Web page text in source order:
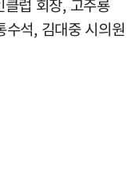
럽 회장, 고주룡
석, 김대중 시의원